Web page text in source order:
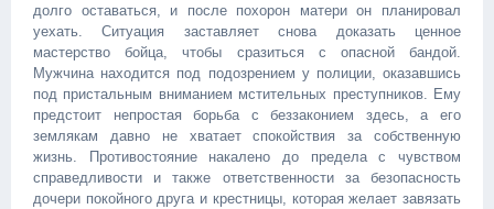
долго оставаться, и после похорон матери он планировал
уехать. Ситуация заставляет снова доказать ценное
мастерство бойца, чтобы сразиться с опасной бандой.
Мужчина находится под подозрением у полиции, оказавшись
под пристальным вниманием мстительных преступников. Ему
предстоит непростая борьба с беззаконием здесь, а его
землякам давно не хватает спокойствия за собственную
жизнь. Противостояние накалено до предела с чувством
справедливости и также ответственности за безопасность
дочери покойного друга и крестницы, которая желает завязать